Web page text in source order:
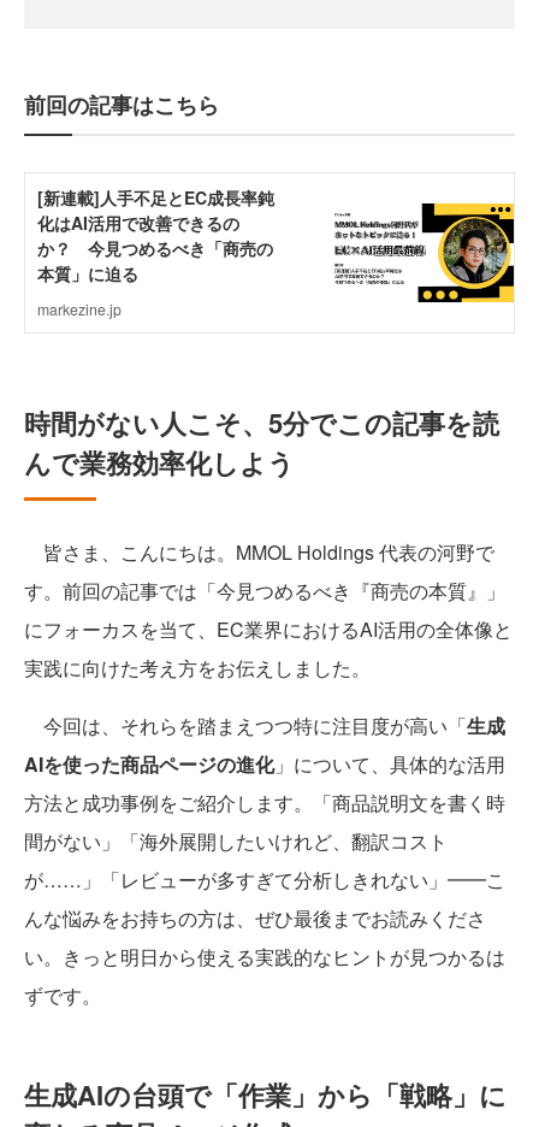
前回の記事はこちら
時間がない人こそ、5分でこの記事を読
んで業務効率化しよう
皆さま、こんにちは。MMOL Holdings 代表の河野で
す。前回の記事では「今見つめるべき『商売の本質』」
にフォーカスを当て、EC業界におけるAI活用の全体像と
実践に向けた考え方をお伝えしました。
今回は、それらを踏まえつつ特に注目度が高い「生成
AIを使った商品ページの進化」について、具体的な活用
方法と成功事例をご紹介します。「商品説明文を書く時
間がない」「海外展開したいけれど、翻訳コスト
が……」「レビューが多すぎて分析しきれない」━━こ
んな悩みをお持ちの方は、ぜひ最後までお読みくださ
い。きっと明日から使える実践的なヒントが見つかるは
ずです。
生成AIの台頭で「作業」から「戦略」に